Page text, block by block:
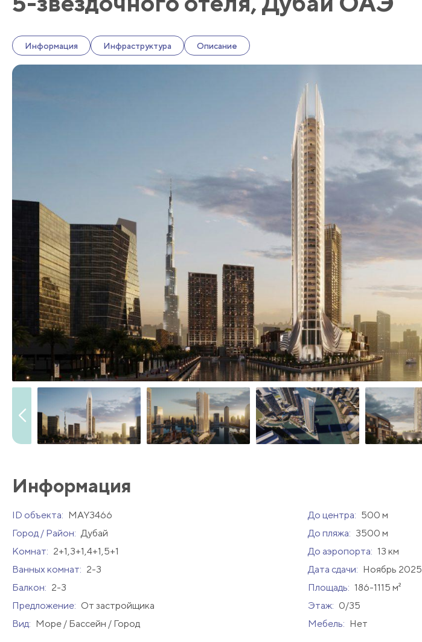
Информация Инфраструктура Описание
Информация
ID объекта: MAY3466 До центра: 500 м
Город / Район: Дубай До пляжа: 3500 м
Комнат: 2+1,3+1,4+1,5+1 До аэропорта: 13 км
Ванных комнат: 2-3 Дата сдачи: Ноябрь 2025
Балкон: 2-3 Площадь: 186-1115 м²
Предложение: От застройщика Этаж: 0/35
Вид: Море / Бассейн / Город Мебель: Нет